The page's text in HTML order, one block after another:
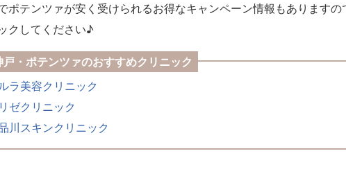
ポテンツァが安く受けられるお得なキャンペーン情報もありますの
クしてください♪
戸・ポテンツァのおすすめクリニック
ラ美容クリニック
ゼクリニック
川スキンクリニック